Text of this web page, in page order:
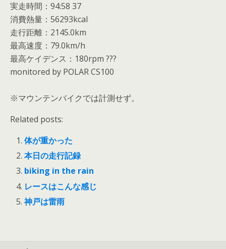
実走時間：94:58 37
消費熱量：56293kcal
走行距離：2145.0km
最高速度：79.0km/h
最高ケイデンス：180rpm ???
monitored by POLAR CS100
※マウンテンバイクでは計測せず。
Related posts:
体が重かった
本日の走行記録
biking in the rain
レースはこんな感じ
神戸は雷雨